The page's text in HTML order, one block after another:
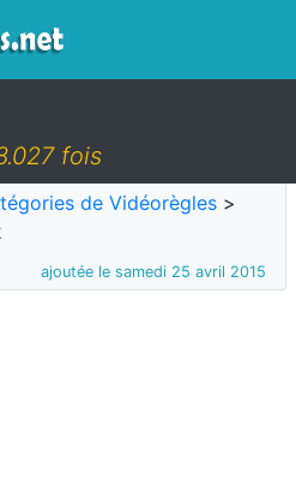
fois
de Vidéorègles >
ajoutée le samedi 25 avril 2015